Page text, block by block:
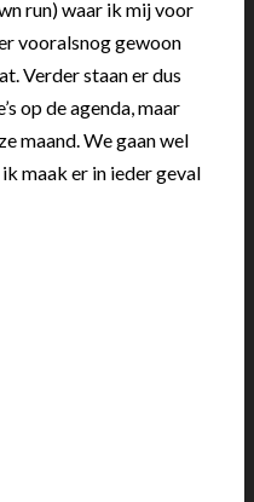
run) waar ik mij voor
vooralsnog gewoon
Verder staan er dus
op de agenda, maar
maand. We gaan wel
maak er in ieder geval